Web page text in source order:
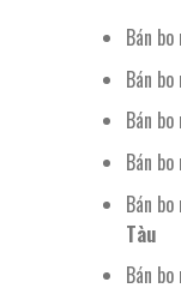
Bán
Bán
Bán
Bán
Bán
Tàu
Bán